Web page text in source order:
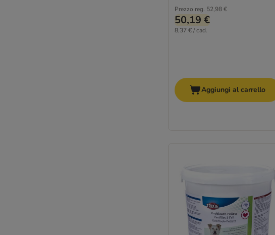
Prezzo reg. 52,98 €
50,19 €
8,37 € / cad.
Aggiungi al carrello